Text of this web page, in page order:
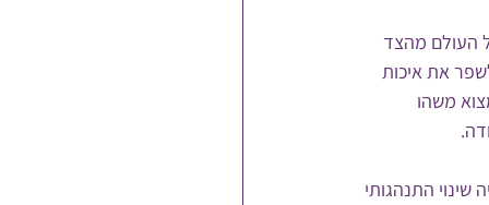
העולם מהצד
את איכות
משהו
התנהגותי